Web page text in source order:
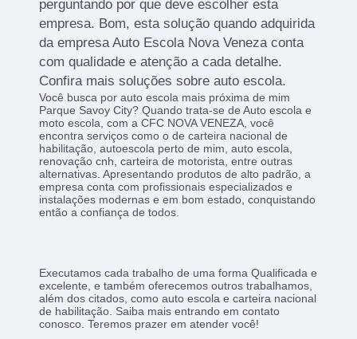
perguntando por que deve escolher esta
empresa. Bom, esta solução quando adquirida
da empresa Auto Escola Nova Veneza conta
com qualidade e atenção a cada detalhe.
Confira mais soluções sobre auto escola.
Você busca por auto escola mais próxima de mim
Parque Savoy City? Quando trata-se de Auto escola e
moto escola, com a CFC NOVA VENEZA, você
encontra serviços como o de carteira nacional de
habilitação, autoescola perto de mim, auto escola,
renovação cnh, carteira de motorista, entre outras
alternativas. Apresentando produtos de alto padrão, a
empresa conta com profissionais especializados e
instalações modernas e em bom estado, conquistando
então a confiança de todos.
Executamos cada trabalho de uma forma Qualificada e
excelente, e também oferecemos outros trabalhamos,
além dos citados, como auto escola e carteira nacional
de habilitação. Saiba mais entrando em contato
conosco. Teremos prazer em atender você!